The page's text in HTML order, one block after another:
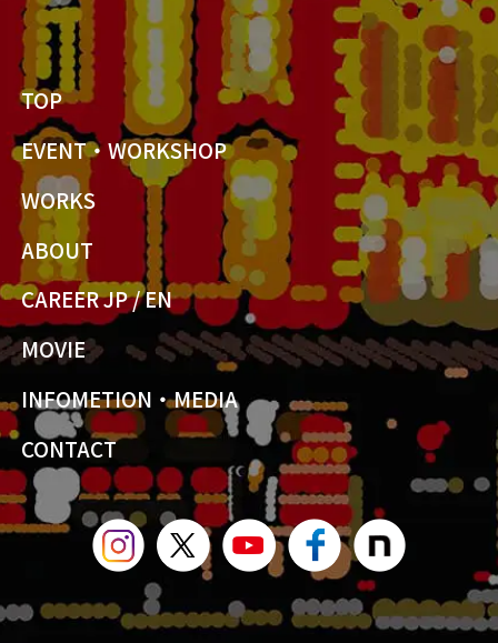
TOP
EVENT・WORKSHOP
WORKS
ABOUT
CAREER JP/EN
MOVIE
INFOMETION・MEDIA
CONTACT